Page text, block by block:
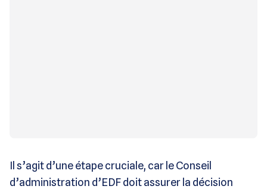
Il s’agit d’une étape cruciale, car le Conseil
d’administration d’EDF doit assurer la décision